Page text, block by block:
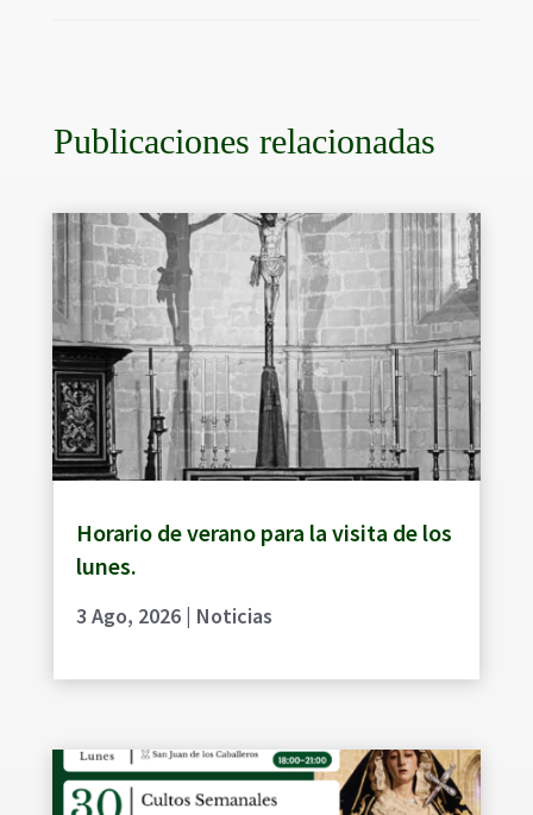
Publicaciones relacionadas
Horario de verano para la visita de los
lunes.
3 Ago, 2026| Noticias